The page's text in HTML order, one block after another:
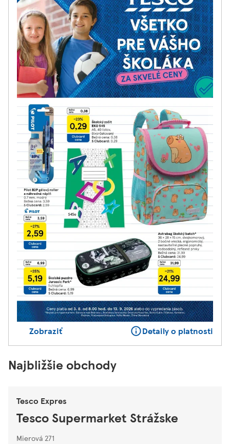
Zobraziť Detaily o platnosti
Najbližšie obchody
Tesco Expres
Tesco Supermarket Strážske
Mierová 271